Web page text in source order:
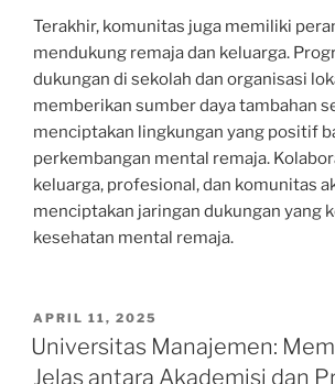
Terakhir, komunitas juga memiliki
mendukung remaja dan keluarga.
dukungan di sekolah dan organisasi
memberikan sumber daya tambahan
menciptakan lingkungan yang positif
perkembangan mental remaja.
keluarga, profesional, dan komunitas
menciptakan jaringan dukungan yang
kesehatan mental remaja.
POSTED
ON
APRIL 11, 2025
Universitas Manajemen:
Jelas antara Akademisi dan